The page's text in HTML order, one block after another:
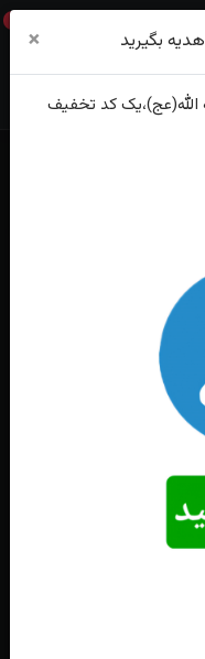
0
امیرالمومنین..
بگیرید ×
،یک کد تخفیف